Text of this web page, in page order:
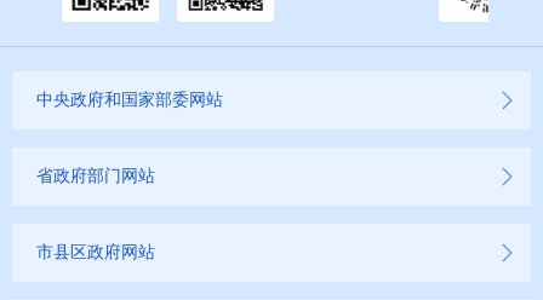
中央政府和国家部委网站
省政府部门网站
市县区政府网站